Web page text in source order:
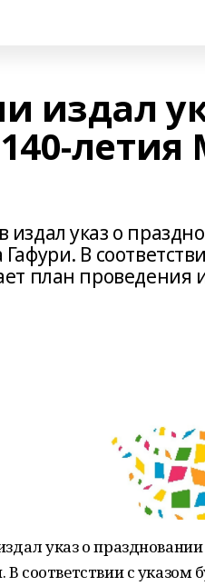
издал
указ о
В
план проведения
указ о праздновании
соответствии с указом